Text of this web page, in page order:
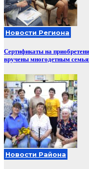
Новости Региона
Сертификаты на
вручены многодетным
Новости Района